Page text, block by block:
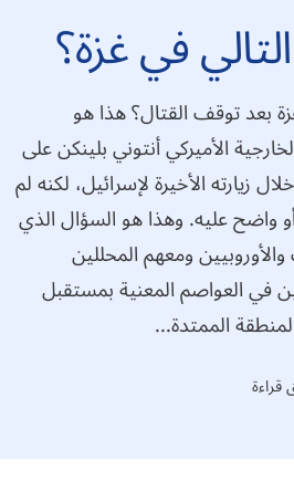
في غزة؟
بعد توقف القتال؟ هذا هو
الأميركي أنتوني بلينكن على
زيارته الأخيرة لإسرائيل، لكنه لم
عليه. وهذا هو السؤال الذي
ومعهم المحللين
في العواصم المعنية بمستقبل
الممتدة...